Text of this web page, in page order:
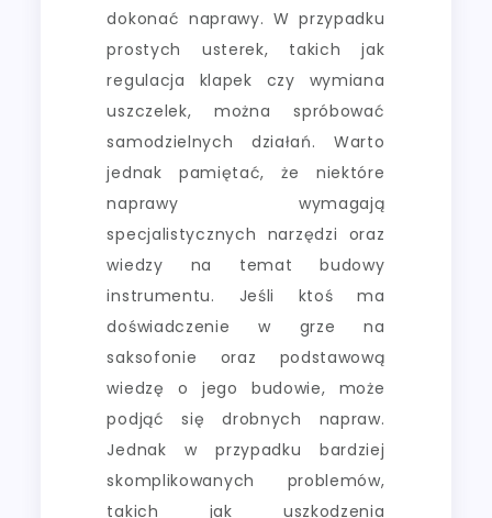
dokonać naprawy. W przypadku
prostych usterek, takich jak
regulacja klapek czy wymiana
uszczelek, można spróbować
samodzielnych działań. Warto
jednak pamiętać, że niektóre
naprawy wymagają
specjalistycznych narzędzi oraz
wiedzy na temat budowy
instrumentu. Jeśli ktoś ma
doświadczenie w grze na
saksofonie oraz podstawową
wiedzę o jego budowie, może
podjąć się drobnych napraw.
Jednak w przypadku bardziej
skomplikowanych problemów,
takich jak uszkodzenia